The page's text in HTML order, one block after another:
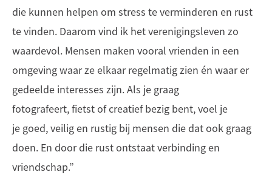
die kunnen helpen om stress te verminderen en rust
te vinden. Daarom vind ik het verenigingsleven zo
waardevol. Mensen maken vooral vrienden in een
omgeving waar ze elkaar regelmatig zien én waar er
gedeelde interesses zijn. Als je graag
fotografeert, fietst of creatief bezig bent, voel je
je goed, veilig en rustig bij mensen die dat ook graag
doen. En door die rust ontstaat verbinding en
vriendschap.”